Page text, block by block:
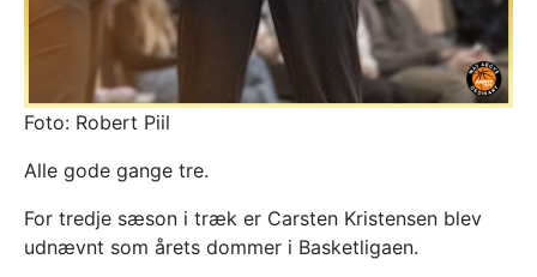
Foto: Robert Piil
Alle gode gange tre.
For tredje sæson i træk er Carsten Kristensen blev
udnævnt som årets dommer i Basketligaen.